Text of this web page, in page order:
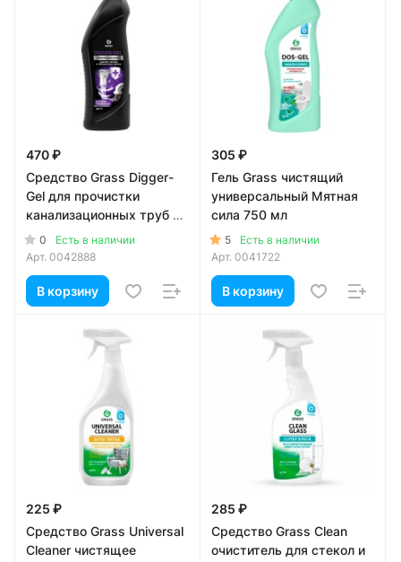
470 ₽
Средство Grass Digger-
Gel для прочистки
канализационных труб 1
литр
0
Есть в наличии
Арт. 0042888
В корзину
305 ₽
Гель Grass чистящий
универсальный Мятная
сила 750 мл
5
Есть в наличии
Арт. 0041722
В корзину
225 ₽
Средство Grass Universal
Cleaner чистящее
285 ₽
Средство Grass Clean
очиститель для стекол и